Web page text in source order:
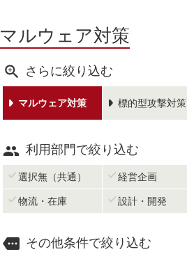
マルウェア対策
 さらに絞り込む
マルウェア対策 標的型攻撃対策
 利用部門で絞り込む
 選択無（共通）  経営企画
 物流・在庫  設計・開発
 その他条件で絞り込む